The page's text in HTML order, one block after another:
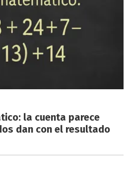
la cuenta parece
dan con el resultado